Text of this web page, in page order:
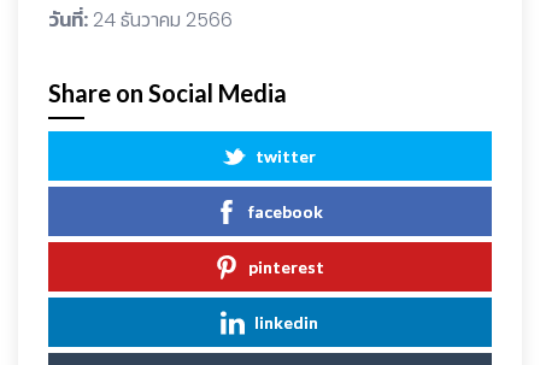
วันที่: 24 ธันวาคม 2566
Share on Social Media
twitter
facebook
pinterest
linkedin